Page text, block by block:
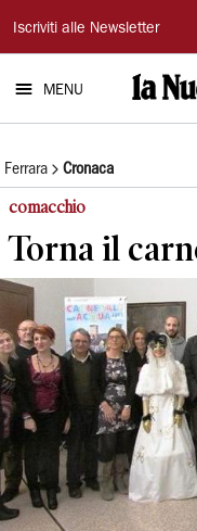
La
Nuova
Ferrara
Iscriviti alle Newsletter
MENU
Ferrara Cronaca
comacchio
Torna il